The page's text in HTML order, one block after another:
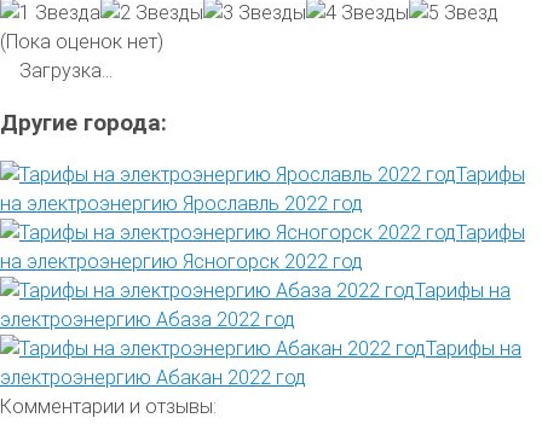
(Пока оценок нет)
Загрузка...
Другие города:
Тарифы
на электроэнергию Ярославль 2022 год
Тарифы
на электроэнергию Ясногорск 2022 год
Тарифы на
электроэнергию Абаза 2022 год
Тарифы на
электроэнергию Абакан 2022 год
Комментарии и отзывы: